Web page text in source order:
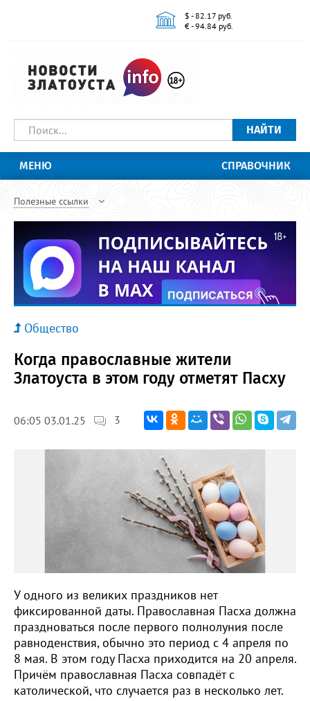
$ - 82.17 руб.
€ - 94.84 руб.
НАЙТИ
МЕНЮ СПРАВОЧНИК
Полезные ссылки
Общество
Когда православные жители
Златоуста в этом году отметят Пасху
06:05 03.01.25 3
У одного из великих праздников нет
фиксированной даты. Православная Пасха должна
праздноваться после первого полнолуния после
равноденствия, обычно это период с 4 апреля по
8 мая. В этом году Пасха приходится на 20 апреля.
Причём православная Пасха совпадёт с
католической, что случается раз в несколько лет.